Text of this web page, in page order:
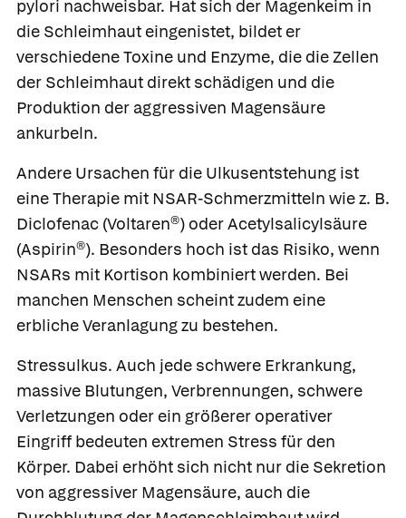
pylori nachweisbar. Hat sich der Magenkeim in
die Schleimhaut eingenistet, bildet er
verschiedene Toxine und Enzyme, die die Zellen
der Schleimhaut direkt schädigen und die
Produktion der aggressiven Magensäure
ankurbeln.
Andere Ursachen für die Ulkusentstehung ist
eine Therapie mit NSAR-Schmerzmitteln wie z. B.
Diclofenac (Voltaren®) oder Acetylsalicylsäure
(Aspirin®). Besonders hoch ist das Risiko, wenn
NSARs mit Kortison kombiniert werden. Bei
manchen Menschen scheint zudem eine
erbliche Veranlagung zu bestehen.
Stressulkus. Auch jede schwere Erkrankung,
massive Blutungen, Verbrennungen, schwere
Verletzungen oder ein größerer operativer
Eingriff bedeuten extremen Stress für den
Körper. Dabei erhöht sich nicht nur die Sekretion
von aggressiver Magensäure, auch die